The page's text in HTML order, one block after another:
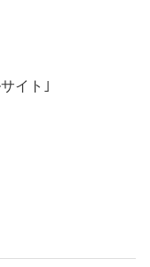
イト｣